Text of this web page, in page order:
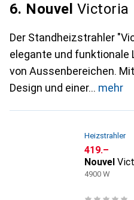
6. Nouvel Victoria
Der Standheizstrahler
elegante und funktionale
von Aussenbereichen.
Design und einer
mehr
Heizstrahler
CHF
419.–
Nouvel
4900 W